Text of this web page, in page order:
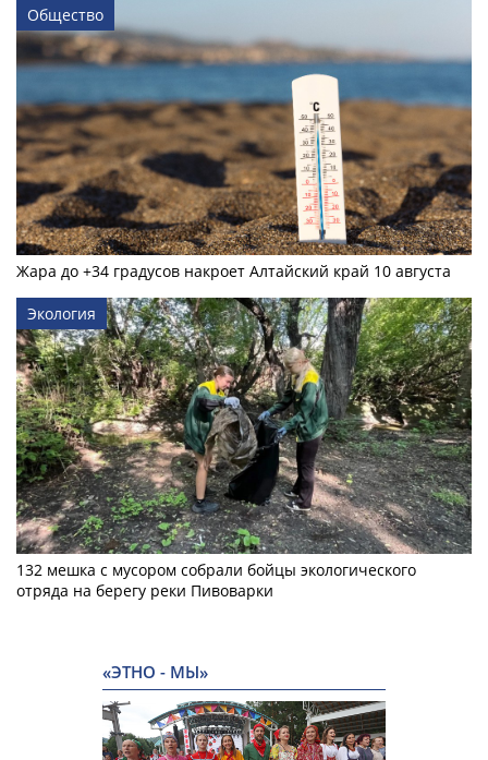
Общество
Жара до +34 градусов накроет Алтайский край 10 августа
Экология
132 мешка с мусором собрали бойцы экологического
отряда на берегу реки Пивоварки
«ЭТНО - МЫ»